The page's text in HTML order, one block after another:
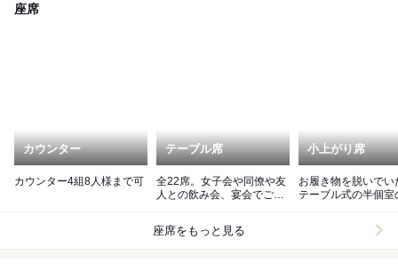
座席
カウンター
カウンター4組8人様まで可
テーブル席
全22席。女子会や同僚や友
人との飲み会、宴会でご利
小上がり席
お履き物を脱いでい
テーブル式の半個室
座席をもっと見る